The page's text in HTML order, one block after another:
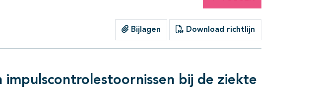
Bijlagen Download richtlijn
impulscontrolestoornissen bij de ziekte